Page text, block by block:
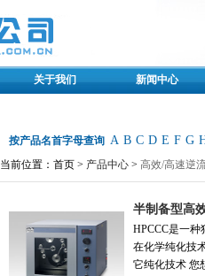
关于我们 新闻中心
按产品名首字母查询 A B C D E F G
当前位置：首页 > 产品中心 > 高效/高速逆
半制备型高
HPCCC是一
在化学纯化技
它纯化技术 您